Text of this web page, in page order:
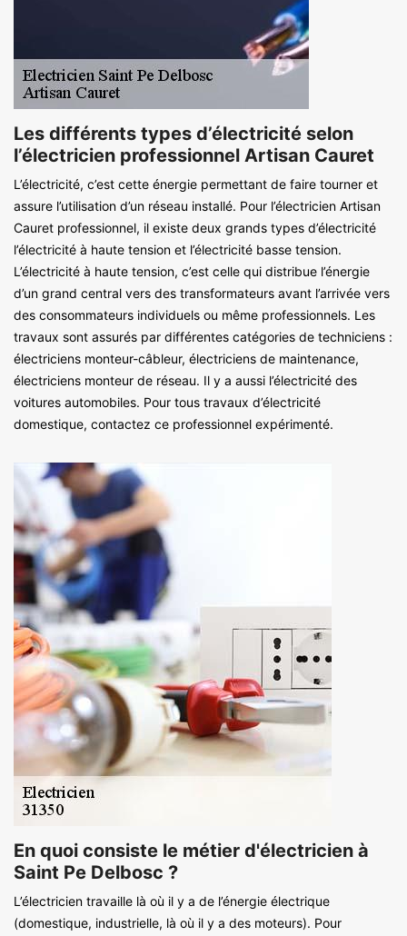
Les différents types d’électricité selon
l’électricien professionnel Artisan Cauret
L’électricité, c’est cette énergie permettant de faire tourner et
assure l’utilisation d’un réseau installé. Pour l’électricien Artisan
Cauret professionnel, il existe deux grands types d’électricité
l’électricité à haute tension et l’électricité basse tension.
L’électricité à haute tension, c’est celle qui distribue l’énergie
d’un grand central vers des transformateurs avant l’arrivée vers
des consommateurs individuels ou même professionnels. Les
travaux sont assurés par différentes catégories de techniciens :
électriciens monteur-câbleur, électriciens de maintenance,
électriciens monteur de réseau. Il y a aussi l’électricité des
voitures automobiles. Pour tous travaux d’électricité
domestique, contactez ce professionnel expérimenté.
En quoi consiste le métier d'électricien à
Saint Pe Delbosc ?
L’électricien travaille là où il y a de l’énergie électrique
(domestique, industrielle, là où il y a des moteurs). Pour